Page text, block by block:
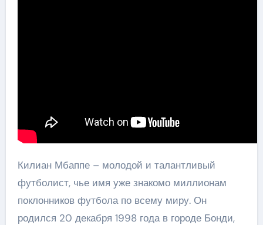
Килиан Мбаппе – молодой и талантливый
футболист, чье имя уже знакомо миллионам
поклонников футбола по всему миру. Он
родился 20 декабря 1998 года в городе Бонди,